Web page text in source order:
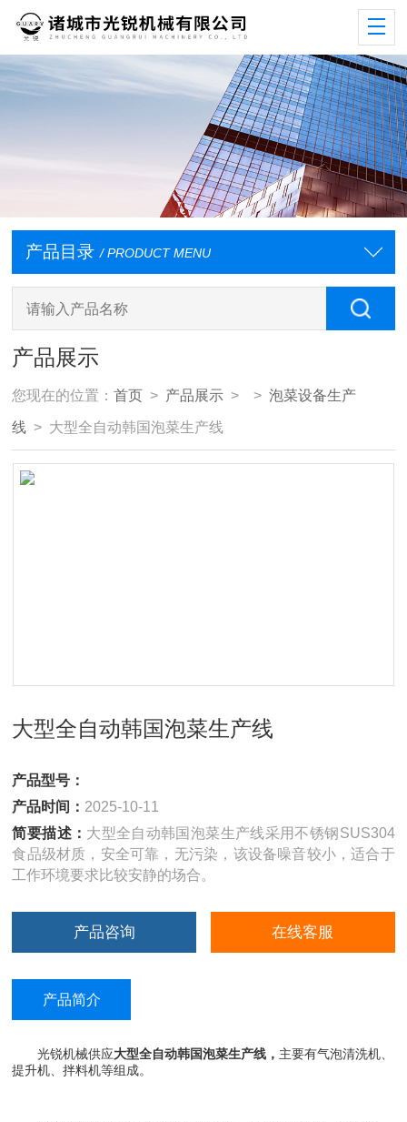
产品目录 / PRODUCT MENU
产品展示
您现在的位置：首页 > 产品展示 > >泡菜设备生产
线 > 大型全自动韩国泡菜生产线
大型全自动韩国泡菜生产线
产品型号：
产品时间： 2025-10-11
简要描述： 大型全自动韩国泡菜生产线采用不锈钢SUS304
食品级材质，安全可靠，无污染，该设备噪音较小，适合于
工作环境要求比较安静的场合。
产品咨询 在线客服
产品简介
光锐机械供应大型全自动韩国泡菜生产线， 主要有气泡清洗机、
提升机、拌料机等组成。